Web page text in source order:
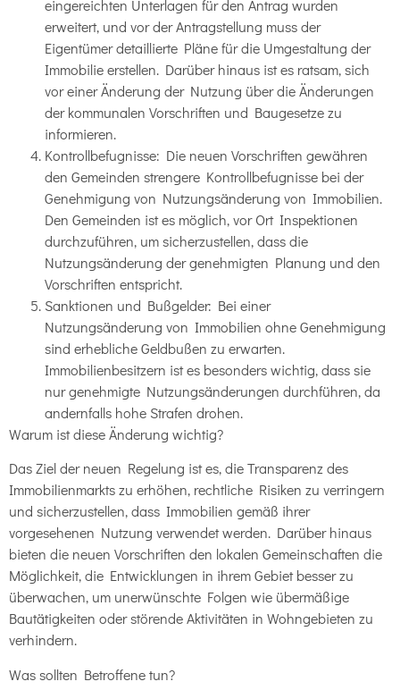
eingereichten Unterlagen für den Antrag wurden
erweitert, und vor der Antragstellung muss der
Eigentümer detaillierte Pläne für die Umgestaltung der
Immobilie erstellen. Darüber hinaus ist es ratsam, sich
vor einer Änderung der Nutzung über die Änderungen
der kommunalen Vorschriften und Baugesetze zu
informieren.
Kontrollbefugnisse: Die neuen Vorschriften gewähren
den Gemeinden strengere Kontrollbefugnisse bei der
Genehmigung von Nutzungsänderung von Immobilien.
Den Gemeinden ist es möglich, vor Ort Inspektionen
durchzuführen, um sicherzustellen, dass die
Nutzungsänderung der genehmigten Planung und den
Vorschriften entspricht.
Sanktionen und Bußgelder: Bei einer
Nutzungsänderung von Immobilien ohne Genehmigung
sind erhebliche Geldbußen zu erwarten.
Immobilienbesitzern ist es besonders wichtig, dass sie
nur genehmigte Nutzungsänderungen durchführen, da
andernfalls hohe Strafen drohen.
Warum ist diese Änderung wichtig?
Das Ziel der neuen Regelung ist es, die Transparenz des
Immobilienmarkts zu erhöhen, rechtliche Risiken zu verringern
und sicherzustellen, dass Immobilien gemäß ihrer
vorgesehenen Nutzung verwendet werden. Darüber hinaus
bieten die neuen Vorschriften den lokalen Gemeinschaften die
Möglichkeit, die Entwicklungen in ihrem Gebiet besser zu
überwachen, um unerwünschte Folgen wie übermäßige
Bautätigkeiten oder störende Aktivitäten in Wohngebieten zu
verhindern.
Was sollten Betroffene tun?